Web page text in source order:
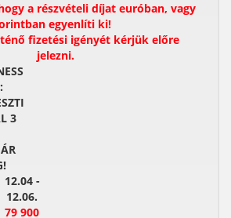
a részvételi díjat euróban, vagy
egyenlíti ki!
fizetési igényét kérjük előre
jelezni.
3
12.04 -
12.06.
79 900